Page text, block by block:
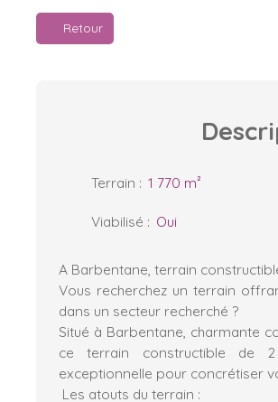
Retour
Terrain : 1 770 m²
Viabilisé : Oui
A Barbentane, terrain
Vous recherchez un terrain
dans un secteur recherché ?
Situé à Barbentane, charmante
ce terrain constructible de
exceptionnelle pour concrétiser
Les atouts du terrain :